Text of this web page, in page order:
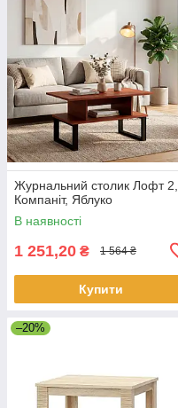
Журнальний столик Лофт 2,
Компаніт, Яблуко
В наявності
1 251,20 ₴ 1 564 ₴
Купити
–20%